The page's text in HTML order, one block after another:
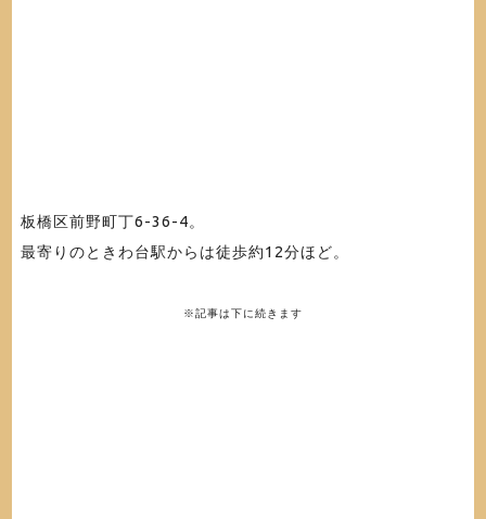
板橋区前野町丁6-36-4。
最寄りのときわ台駅からは徒歩約12分ほど。
※記事は下に続きます